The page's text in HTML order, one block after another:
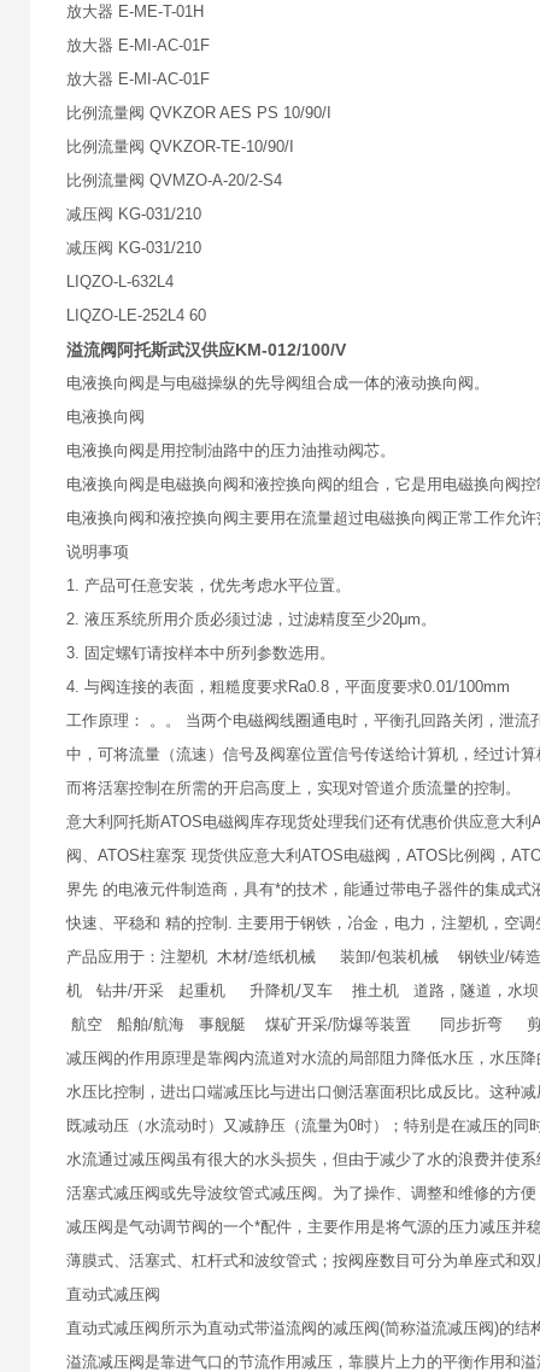
放大器 E-ME-T-01H
放大器 E-MI-AC-01F
放大器 E-MI-AC-01F
比例流量阀 QVKZOR AES PS 10/90/I
比例流量阀 QVKZOR-TE-10/90/I
比例流量阀 QVMZO-A-20/2-S4
减压阀 KG-031/210
减压阀 KG-031/210
LIQZO-L-632L4
LIQZO-LE-252L4 60
溢流阀阿托斯武汉供应KM-012/100/V
电液换向阀是与电磁操纵的先导阀组合成一体的液动换向阀。
电液换向阀
电液换向阀是用控制油路中的压力油推动阀芯。
电液换向阀是电磁换向阀和液控换向阀的组合，它是用电磁换向阀
电液换向阀和液控换向阀主要用在流量超过电磁换向阀正常工作允
说明事项
1. 产品可任意安装，优先考虑水平位置。
2. 液压系统所用介质必须过滤，过滤精度至少20μm。
3. 固定螺钉请按样本中所列参数选用。
4. 与阀连接的表面，粗糙度要求Ra0.8，平面度要求0.01/100mm
工作原理： 。。 当两个电磁阀线圈通电时，平衡孔回路关闭，泄
中，可将流量（流速）信号及阀塞位置信号传送给计算机，经过计
而将活塞控制在所需的开启高度上，实现对管道介质流量的控制。
意大利阿托斯ATOS电磁阀库存现货处理我们还有优惠价供应意大
阀、ATOS柱塞泵 现货供应意大利ATOS电磁阀，ATOS比例阀，
界先 的电液元件制造商，具有*的技术，能通过带电子器件的集成
快速、平稳和 精的控制. 主要用于钢铁，冶金，电力，注塑机，空
产品应用于：注塑机 木材/造纸机械 装卸/包装机械 钢铁业/
机 钻井/开采 起重机 升降机/叉车 推土机 道路，隧道，
航空 船舶/航海 事舰艇 煤矿开采/防爆等装置 同步折弯
减压阀的作用原理是靠阀内流道对水流的局部阻力降低水压，水压
水压比控制，进出口端减压比与进出口侧活塞面积比成反比。这种
既减动压（水流动时）又减静压（流量为0时）；特别是在减压的同
水流通过减压阀虽有很大的水头损失，但由于减少了水的浪费并使
活塞式减压阀或先导波纹管式减压阀。为了操作、调整和维修的方
减压阀是气动调节阀的一个*配件，主要作用是将气源的压力减压
薄膜式、活塞式、杠杆式和波纹管式；按阀座数目可分为单座式和
直动式减压阀
直动式减压阀所示为直动式带溢流阀的减压阀(简称溢流减压阀)的结
溢流减压阀是靠进气口的节流作用减压，靠膜片上力的平衡作用和